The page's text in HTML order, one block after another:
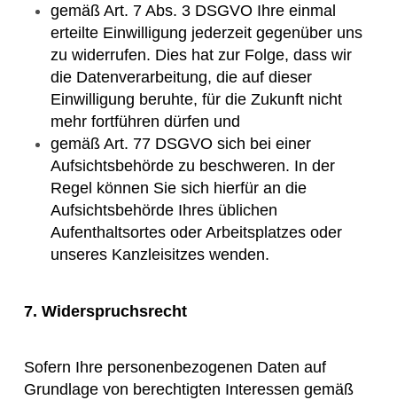
gemäß Art. 7 Abs. 3 DSGVO Ihre einmal
erteilte Einwilligung jederzeit gegenüber uns
zu widerrufen. Dies hat zur Folge, dass wir
die Datenverarbeitung, die auf dieser
Einwilligung beruhte, für die Zukunft nicht
mehr fortführen dürfen und
gemäß Art. 77 DSGVO sich bei einer
Aufsichtsbehörde zu beschweren. In der
Regel können Sie sich hierfür an die
Aufsichtsbehörde Ihres üblichen
Aufenthaltsortes oder Arbeitsplatzes oder
unseres Kanzleisitzes wenden.
7. Widerspruchsrecht
Sofern Ihre personenbezogenen Daten auf
Grundlage von berechtigten Interessen gemäß